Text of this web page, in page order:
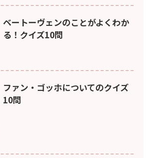
ベートーヴェンのことがよくわか
る！クイズ10問
ファン・ゴッホについてのクイズ
10問